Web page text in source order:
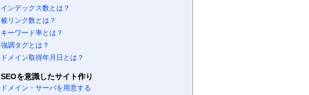
インデックス数とは？
被リンク数とは？
キーワード率とは？
強調タグとは？
ドメイン取得年月日とは？
SEOを意識したサイト作り
ドメイン・サーバを用意する